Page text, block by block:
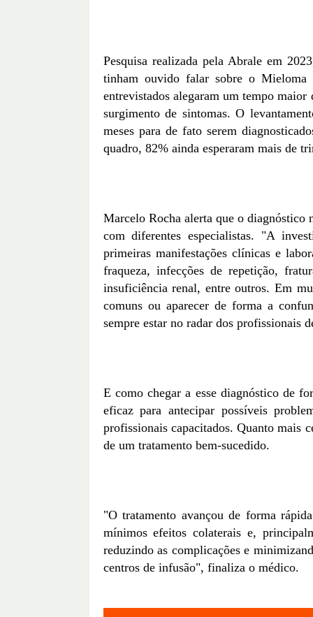
Pesquisa realizada pela Abrale em
tinham ouvido falar sobre o
entrevistados alegaram um tempo
surgimento de sintomas. O
meses para de fato serem
quadro, 82% ainda esperaram mais de
Marcelo Rocha alerta que o diagnóstico
com diferentes especialistas. "A
primeiras manifestações clínicas e
fraqueza, infecções de repetição,
insuficiência renal, entre outros. Em
comuns ou aparecer de forma a
sempre estar no radar dos profissionais
E como chegar a esse diagnóstico de
eficaz para antecipar possíveis
profissionais capacitados. Quanto mais
de um tratamento bem-sucedido.
"O tratamento avançou de forma
mínimos efeitos colaterais e,
reduzindo as complicações e
centros de infusão", finaliza o médico.